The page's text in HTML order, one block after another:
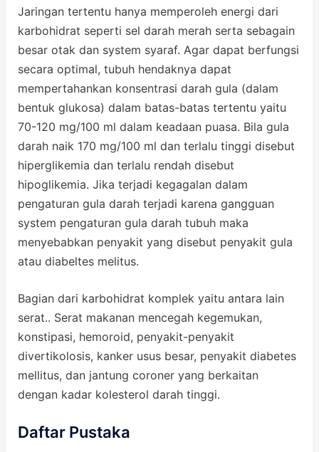
Jaringan tertentu hanya memperoleh energi dari
karbohidrat seperti sel darah merah serta sebagain
besar otak dan system syaraf. Agar dapat berfungsi
secara optimal, tubuh hendaknya dapat
mempertahankan konsentrasi darah gula (dalam
bentuk glukosa) dalam batas-batas tertentu yaitu
70-120 mg/100 ml dalam keadaan puasa. Bila gula
darah naik 170 mg/100 ml dan terlalu tinggi disebut
hiperglikemia dan terlalu rendah disebut
hipoglikemia. Jika terjadi kegagalan dalam
pengaturan gula darah terjadi karena gangguan
system pengaturan gula darah tubuh maka
menyebabkan penyakit yang disebut penyakit gula
atau diabeltes melitus.
Bagian dari karbohidrat komplek yaitu antara lain
serat.. Serat makanan mencegah kegemukan,
konstipasi, hemoroid, penyakit-penyakit
divertikolosis, kanker usus besar, penyakit diabetes
mellitus, dan jantung coroner yang berkaitan
dengan kadar kolesterol darah tinggi.
Daftar Pustaka